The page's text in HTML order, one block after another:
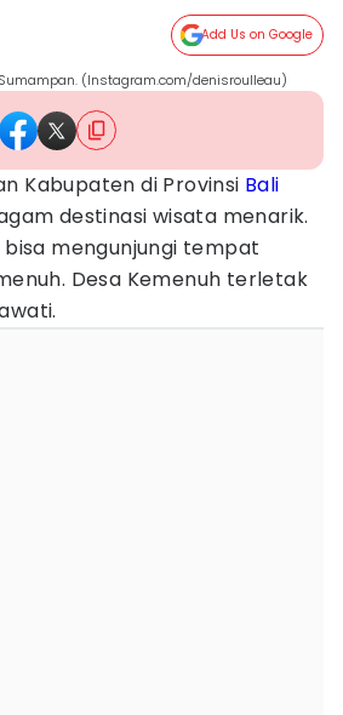
Add Us on Google
(Instagram.com/denisroulleau)
Kabupaten di Provinsi Bali
destinasi wisata menarik.
bisa mengunjungi tempat
Desa Kemenuh terletak